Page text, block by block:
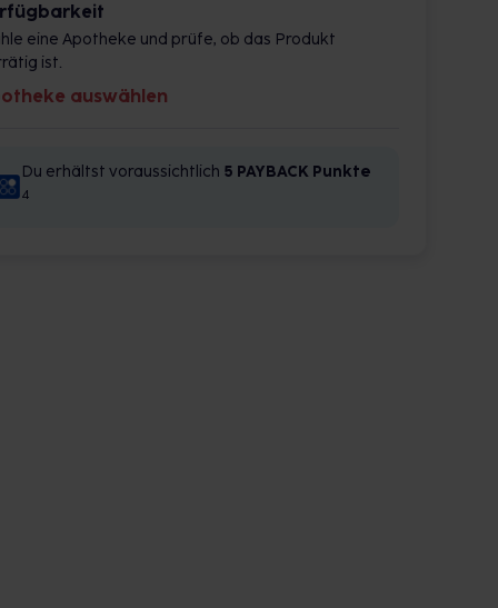
eine Apotheke und prüfe, ob das Produkt
ist.
auswählen
Du erhältst voraussichtlich 5 PAYBACK Punkte
4